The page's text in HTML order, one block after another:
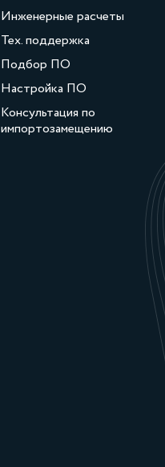
Инженерные расчеты
Тех. поддержка
Подбор ПО
Настройка ПО
Консультация по
импортозамещению